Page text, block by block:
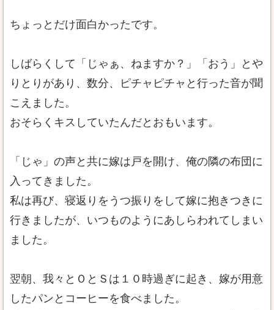
ちょっとだけ面白かったです。
しばらくして「じゃぁ、ねますか？」「おう」とや
りとりがあり、数分、ピチャピチャと行った音が聞
こえました。
おそらくキスしていたんだとおもいます。
「じゃ」の声と共に嫁は戸を開け、俺の隣の布団に
入ってきました。
私は再び、寝返りをうつ振りをして嫁に抱きつきに
行きましたが、いつものようにあしらわれてしまい
ました。
翌朝、我々とＯとＳは１０時過ぎに起き、嫁が用意
したパンとコーヒーを食べました。